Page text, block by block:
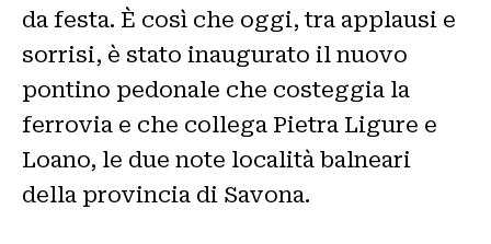
da festa. È così che oggi, tra applausi e
sorrisi, è stato inaugurato il nuovo
pontino pedonale che costeggia la
ferrovia e che collega Pietra Ligure e
Loano, le due note località balneari
della provincia di Savona.